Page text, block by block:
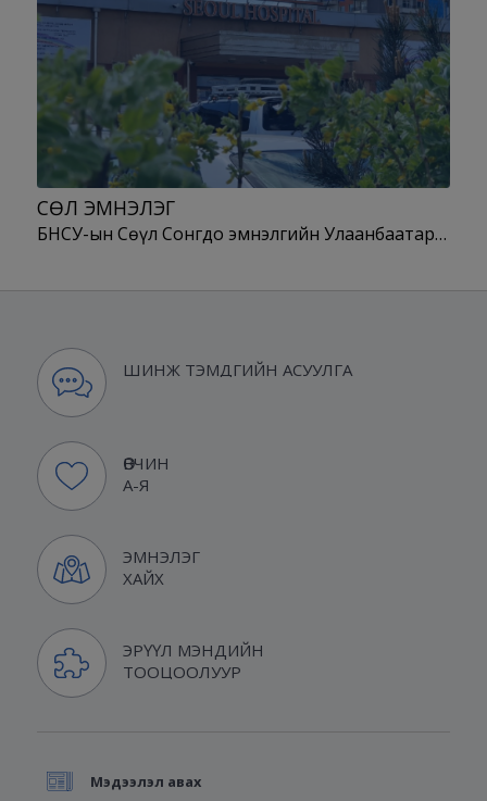
СӨҮЛ ЭМНЭЛЭГ
БНСУ-ын Сөүл Сонгдо эмнэлгийн Улаанбаатар…
ШИНЖ ТЭМДГИЙН АСУУЛГА
ӨВЧИН
А-Я
ЭМНЭЛЭГ
ХАЙХ
ЭРҮҮЛ МЭНДИЙН
ТООЦООЛУУР
Мэдээлэл авах